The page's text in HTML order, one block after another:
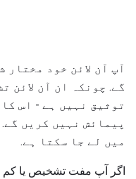
آپ آن لائن خود مختار
گے. چونکہ ان آن لائن
توثیق نہیں ہے - اس
پیمائش نہیں کریں
میں لے جا سکتا ہے.
اگر آپ مفت تشخیص یا